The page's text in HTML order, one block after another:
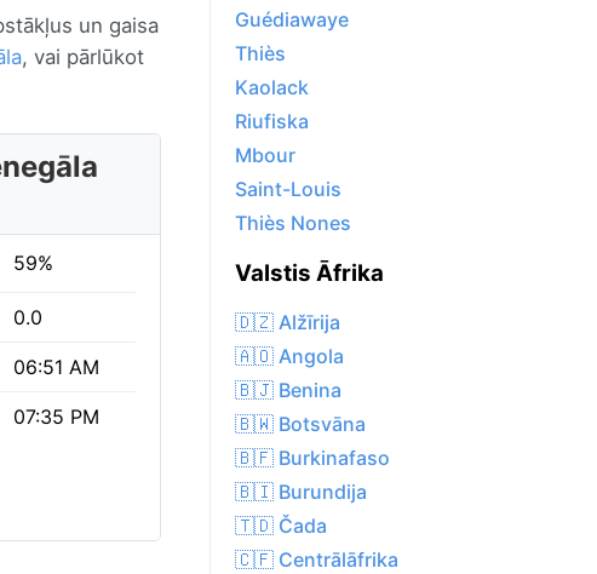
un gaisa
, vai pārlūkot
59%
0.0
06:51 AM
07:35 PM
Guédiawaye
Thiès
Kaolack
Riufiska
Mbour
Saint-Louis
Thiès Nones
Valstis Āfrika
🇩🇿 Alžīrija
🇦🇴 Angola
🇧🇯 Benina
🇧🇼 Botsvāna
🇧🇫 Burkinafaso
🇧🇮 Burundija
🇹🇩 Čada
🇨🇫 Centrālāfrika